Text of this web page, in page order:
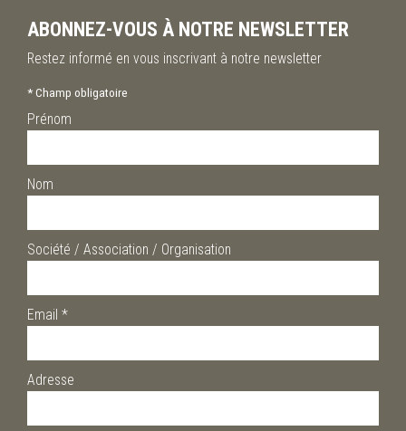
ABONNEZ-VOUS À NOTRE NEWSLETTER
Restez informé en vous inscrivant à notre newsletter
*Champ obligatoire
Prénom
Nom
Société / Association / Organisation
Email *
Adresse